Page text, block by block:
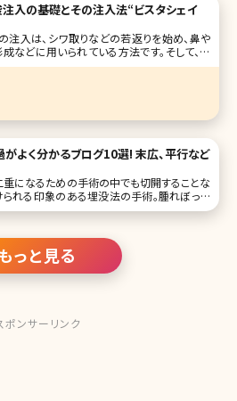
入の基礎とその注入法“ビスタシェイ
注入は、シワ取りなどの若返りを始め、鼻や
成などに用いられている方法です。そして、若
いえば、ボツリヌス治療（ボトックス）もよく
た特徴を持ち、それぞれに若返りのシワ取り
です
よく分かるブログ10選! 末広、平行など
重になるための手術の中でも切開することな
られる印象のある埋没法の手術。腫れぼった
で毎朝アイプチやメザイクで二重にしてから
のではないでしょうか。切らない埋没法はダウ
いと言われてい
っと見る
ポンサーリンク